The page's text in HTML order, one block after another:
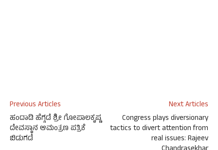
Previous Articles
ಹಂದಾಡಿ ಹೆಗ್ಗಡೆ ಶ್ರೀ ಗೋಪಾಲಕೃಷ್ಣ
ದೇವಸ್ಥಾನ ಆಮಂತ್ರಣ ಪತ್ರಿಕೆ
ಬಿಡುಗಡೆ
Next Articles
Congress plays diversionary
tactics to divert attention from
real issues: Rajeev